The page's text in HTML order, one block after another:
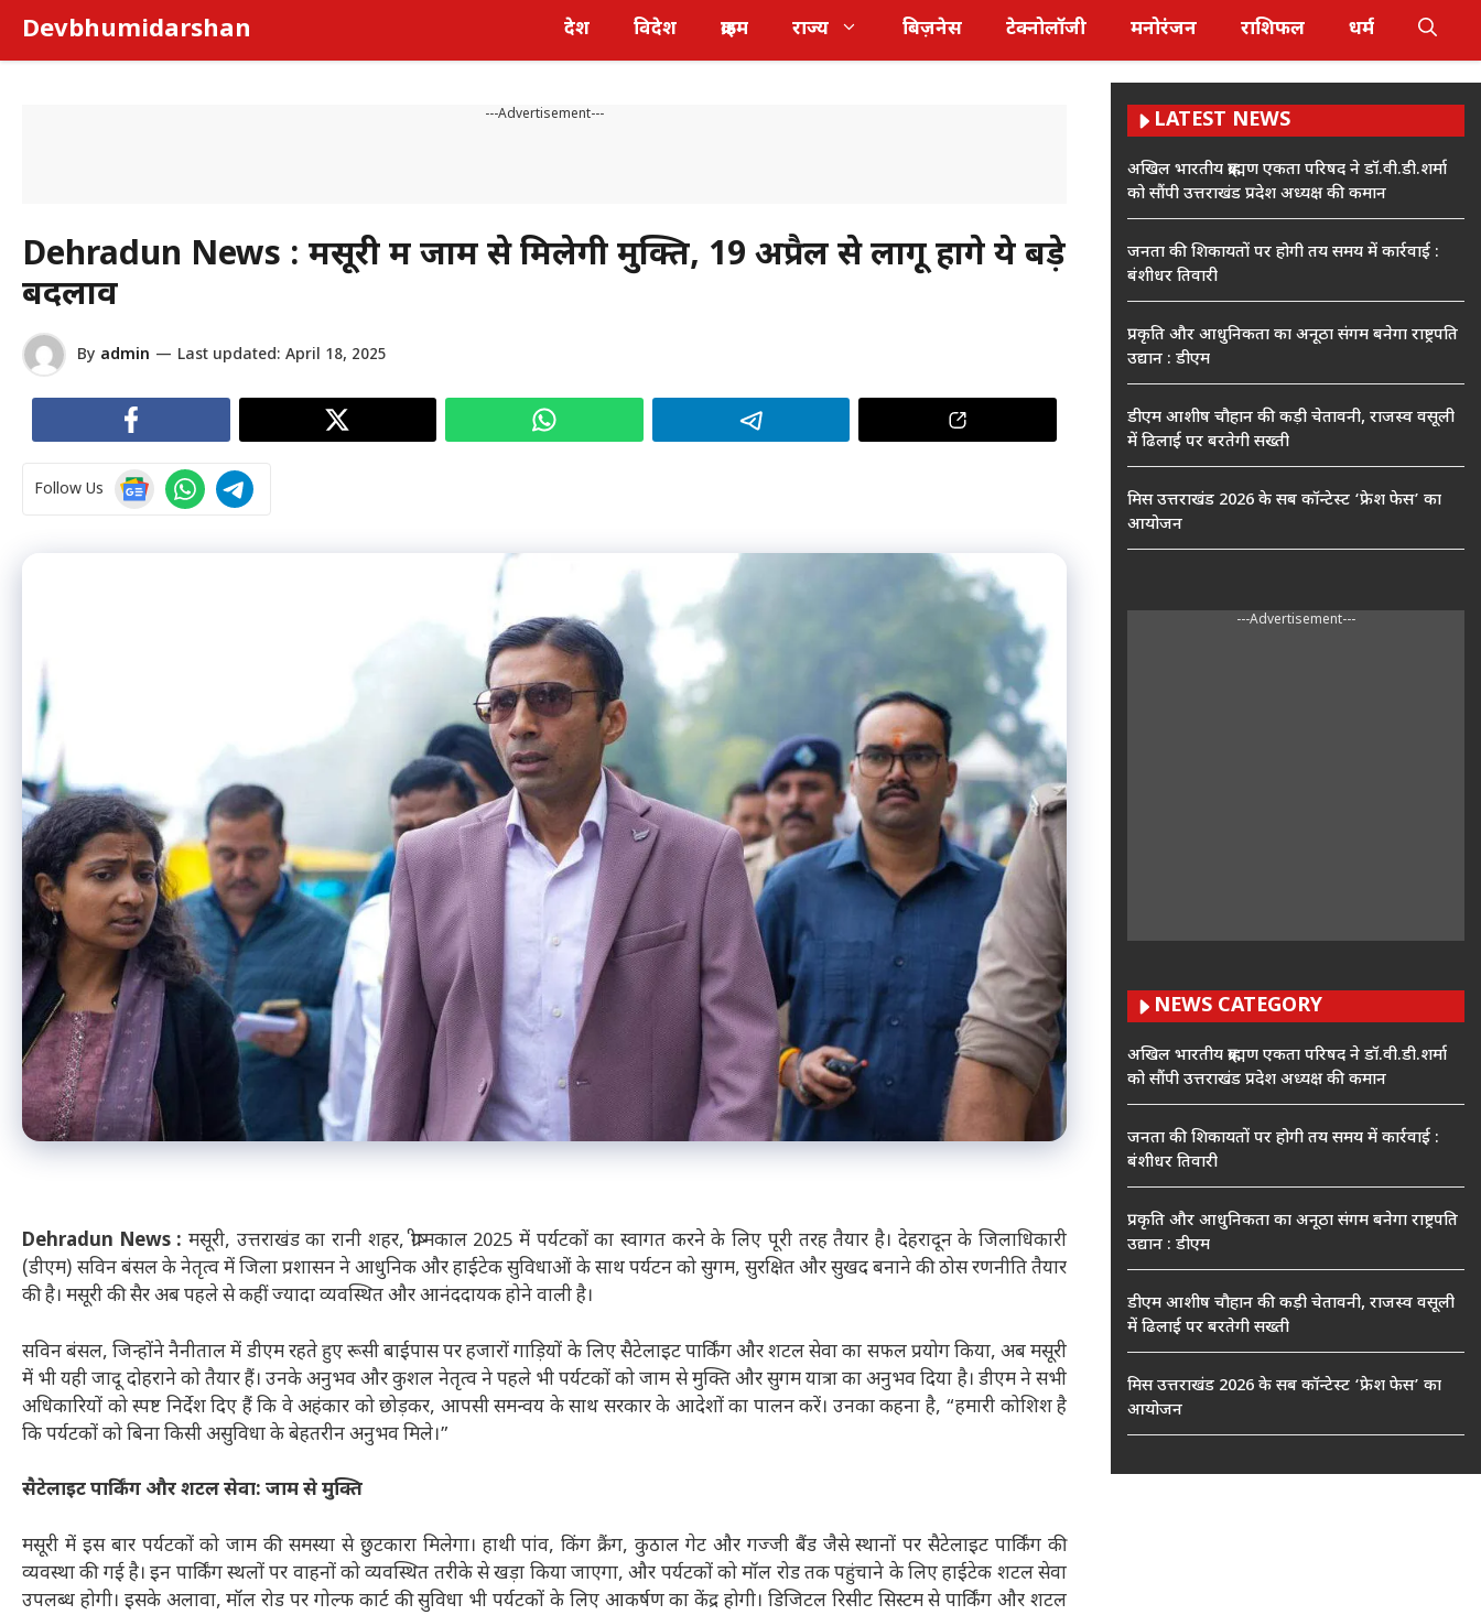
content
Devbhumidarshan देश विदेश क्राइम राज्य बिज़नेस टेक्नोलॉजी मनोरंजन राशिफल धर्म
---Advertisement---
Dehradun News : मसूरी में जाम से मिलेगी मुक्ति, 19 अप्रैल से लागू होंगे ये बड़े
बदलाव
By admin — Last updated: April 18, 2025
Follow Us
Dehradun News : मसूरी, उत्तराखंड का रानी शहर, ग्रीष्मकाल 2025 में पर्यटकों का स्वागत करने के लिए पूरी तरह तैयार है। देहरादून के जिलाधिकारी
(डीएम) सविन बंसल के नेतृत्व में जिला प्रशासन ने आधुनिक और हाईटेक सुविधाओं के साथ पर्यटन को सुगम, सुरक्षित और सुखद बनाने की ठोस रणनीति तैयार
की है। मसूरी की सैर अब पहले से कहीं ज्यादा व्यवस्थित और आनंददायक होने वाली है।
सविन बंसल, जिन्होंने नैनीताल में डीएम रहते हुए रूसी बाईपास पर हजारों गाड़ियों के लिए सैटेलाइट पार्किंग और शटल सेवा का सफल प्रयोग किया, अब मसूरी
में भी यही जादू दोहराने को तैयार हैं। उनके अनुभव और कुशल नेतृत्व ने पहले भी पर्यटकों को जाम से मुक्ति और सुगम यात्रा का अनुभव दिया है। डीएम ने सभी
अधिकारियों को स्पष्ट निर्देश दिए हैं कि वे अहंकार को छोड़कर, आपसी समन्वय के साथ सरकार के आदेशों का पालन करें। उनका कहना है, “हमारी कोशिश है
कि पर्यटकों को बिना किसी असुविधा के बेहतरीन अनुभव मिले।”
सैटेलाइट पार्किंग और शटल सेवा: जाम से मुक्ति
मसूरी में इस बार पर्यटकों को जाम की समस्या से छुटकारा मिलेगा। हाथी पांव, किंग क्रैंग, कुठाल गेट और गज्जी बैंड जैसे स्थानों पर सैटेलाइट पार्किंग की
व्यवस्था की गई है। इन पार्किंग स्थलों पर वाहनों को व्यवस्थित तरीके से खड़ा किया जाएगा, और पर्यटकों को मॉल रोड तक पहुंचाने के लिए हाईटेक शटल सेवा
उपलब्ध होगी। इसके अलावा, मॉल रोड पर गोल्फ कार्ट की सुविधा भी पर्यटकों के लिए आकर्षण का केंद्र होगी। डिजिटल रिसीट सिस्टम से पार्किंग और शटल
LATEST NEWS
अखिल भारतीय ब्राह्मण एकता परिषद ने डॉ.वी.डी.शर्मा
को सौंपी उत्तराखंड प्रदेश अध्यक्ष की कमान
जनता की शिकायतों पर होगी तय समय में कार्रवाई :
बंशीधर तिवारी
प्रकृति और आधुनिकता का अनूठा संगम बनेगा राष्ट्रपति
उद्यान : डीएम
डीएम आशीष चौहान की कड़ी चेतावनी, राजस्व वसूली
में ढिलाई पर बरतेगी सख्ती
मिस उत्तराखंड 2026 के सब कॉन्टेस्ट ‘फ्रेश फेस’ का
आयोजन
---Advertisement---
NEWS CATEGORY
अखिल भारतीय ब्राह्मण एकता परिषद ने डॉ.वी.डी.शर्मा
को सौंपी उत्तराखंड प्रदेश अध्यक्ष की कमान
जनता की शिकायतों पर होगी तय समय में कार्रवाई :
बंशीधर तिवारी
प्रकृति और आधुनिकता का अनूठा संगम बनेगा राष्ट्रपति
उद्यान : डीएम
डीएम आशीष चौहान की कड़ी चेतावनी, राजस्व वसूली
में ढिलाई पर बरतेगी सख्ती
मिस उत्तराखंड 2026 के सब कॉन्टेस्ट ‘फ्रेश फेस’ का
आयोजन